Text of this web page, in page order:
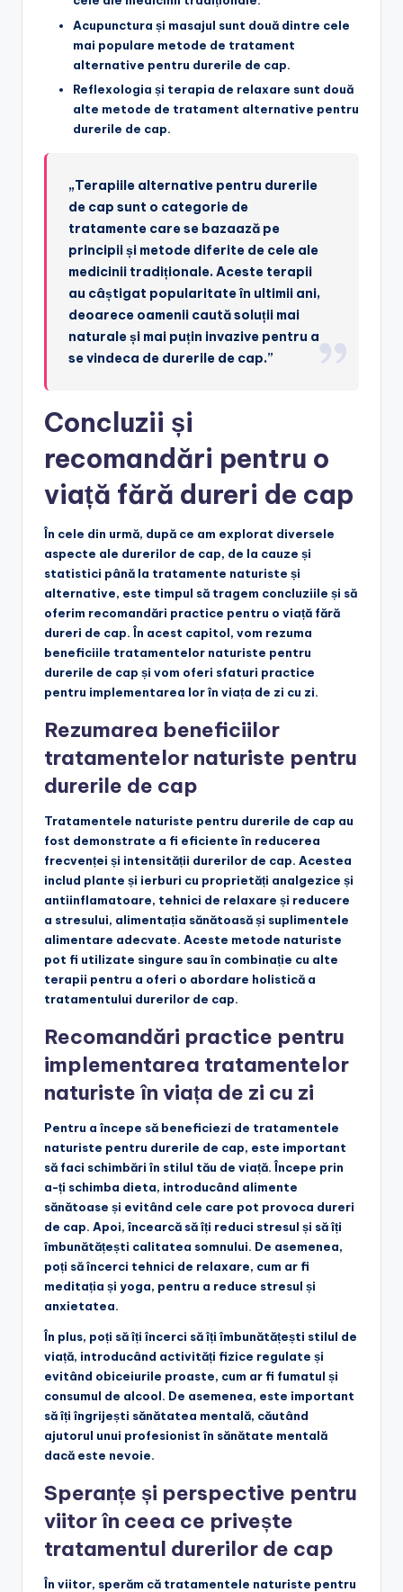
Acupunctura și masajul sunt două dintre cele
mai populare metode de tratament
alternative pentru durerile de cap.
Reflexologia și terapia de relaxare sunt două
alte metode de tratament alternative pentru
durerile de cap.
„Terapiile alternative pentru durerile
de cap sunt o categorie de
tratamente care se bazaază pe
principii și metode diferite de cele ale
medicinii tradiționale. Aceste terapii
au câștigat popularitate în ultimii ani,
deoarece oamenii caută soluții mai
naturale și mai puțin invazive pentru a
se vindeca de durerile de cap.”
Concluzii și
recomandări pentru o
viață fără dureri de cap
În cele din urmă, după ce am explorat diversele
aspecte ale durerilor de cap, de la cauze și
statistici până la tratamente naturiste și
alternative, este timpul să tragem concluziile și să
oferim recomandări practice pentru o viață fără
dureri de cap. În acest capitol, vom rezuma
beneficiile tratamentelor naturiste pentru
durerile de cap și vom oferi sfaturi practice
pentru implementarea lor în viața de zi cu zi.
Rezumarea beneficiilor
tratamentelor naturiste pentru
durerile de cap
Tratamentele naturiste pentru durerile de cap au
fost demonstrate a fi eficiente în reducerea
frecvenței și intensității durerilor de cap. Acestea
includ plante și ierburi cu proprietăți analgezice și
antiinflamatoare, tehnici de relaxare și reducere
a stresului, alimentația sănătoasă și suplimentele
alimentare adecvate. Aceste metode naturiste
pot fi utilizate singure sau în combinație cu alte
terapii pentru a oferi o abordare holistică a
tratamentului durerilor de cap.
Recomandări practice pentru
implementarea tratamentelor
naturiste în viața de zi cu zi
Pentru a începe să beneficiezi de tratamentele
naturiste pentru durerile de cap, este important
să faci schimbări în stilul tău de viață. Începe prin
a-ți schimba dieta, introducând alimente
sănătoase și evitând cele care pot provoca dureri
de cap. Apoi, încearcă să îți reduci stresul și să îți
îmbunătățești calitatea somnului. De asemenea,
poți să încerci tehnici de relaxare, cum ar fi
meditația și yoga, pentru a reduce stresul și
anxietatea.
În plus, poți să îți încerci să îți îmbunătățești stilul de
viață, introducând activități fizice regulate și
evitând obiceiurile proaste, cum ar fi fumatul și
consumul de alcool. De asemenea, este important
să îți îngrijești sănătatea mentală, căutând
ajutorul unui profesionist în sănătate mentală
dacă este nevoie.
Speranțe și perspective pentru
viitor în ceea ce privește
tratamentul durerilor de cap
În viitor, sperăm că tratamentele naturiste pentru